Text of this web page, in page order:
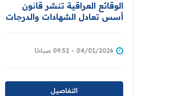
الوقائع العراقية تنشر قانون
أسس تعادل الشهادات والدرجات
04/01/2026 - 09:52 صباحًا
التفاصيل